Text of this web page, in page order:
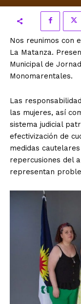
Nos reunimos con
La Matanza.
Municipal de
Monomarentales.
Las
las mujeres, así
sistema judicial
efectivización de
medidas
repercusiones del
representan